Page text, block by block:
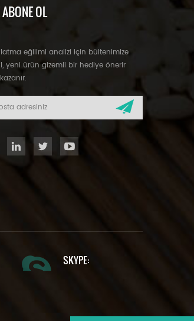
OL
eğilimi analizi için bültenimize
yeni ürün gizemli bir hediye önerir
SKYPE: